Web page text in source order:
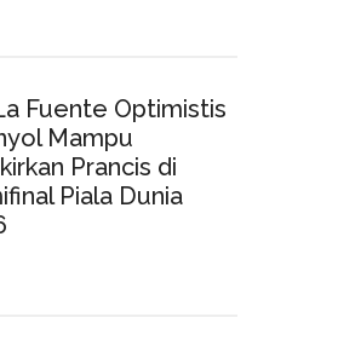
Fuente Optimistis
Mampu
Prancis di
Piala Dunia